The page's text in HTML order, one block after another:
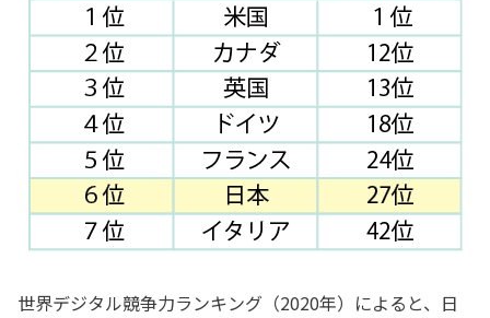
世界デジタル競争力ランキング（2020年）によると、日